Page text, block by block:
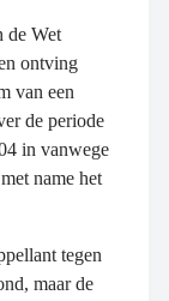
de Wet
ontving
van een
de periode
in vanwege
name het
tegen
maar de